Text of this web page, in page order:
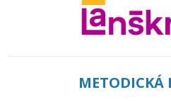
METODICKÁ